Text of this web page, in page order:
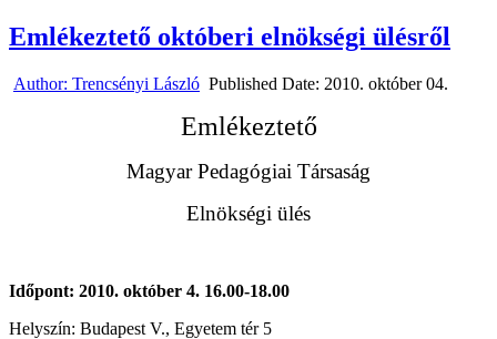
Emlékeztető októberi elnökségi ülésről
Author: Trencsényi László Published Date: 2010. október 04.
Emlékeztető
Magyar Pedagógiai Társaság
Elnökségi ülés
Időpont: 2010. október 4. 16.00-18.00
Helyszín: Budapest V., Egyetem tér 5